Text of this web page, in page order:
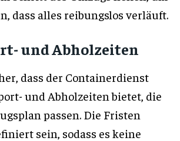
dass alles reibungslos verläuft.
und Abholzeiten
dass der Containerdienst
und Abholzeiten bietet, die
passen. Die Fristen
sein, sodass es keine